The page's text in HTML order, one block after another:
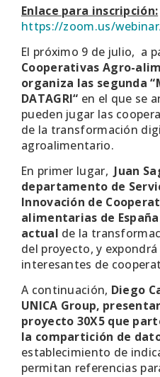
Enlace para inscripción:
https://zoom.us/webinar/
El próximo 9 de julio, a
Cooperativas Agro-
organiza las segunda
DATAGRI“ en el que se
pueden jugar las
de la transformación
agroalimentario.
En primer lugar, Juan
departamento de
Innovación de
alimentarias de
actual de la
del proyecto, y
interesantes de
A continuación, Diego
UNICA Group,
proyecto 30X5 que
la compartición de
establecimiento de
permitan referencias